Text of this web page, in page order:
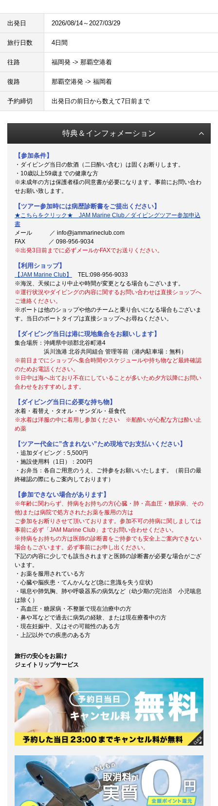
出発日 2026/08/14～2027/03/29
旅行日数 4日間
往路 福岡発 -> 那覇空港着
復路 那覇空港発 -> 福岡着
予約締切 出発日の前日から数えて7日前まで
特典＆インフォメーション
【参加条件】
・ダイビング当日の飲酒（二日酔い含む）は固くお断りします。
・10歳以上59歳までの健康な方
※未成年の方は保護者様の同意書が必要になります。事前にお問い合わ
せお願い致します。
【ツアー参加時には病歴診断書をご提出ください】
★こちらをクリック★ JAM Marine Club／ダイビングツアー参加申込
書
メール ／ info@jammarineclub.com
FAX ／ 098-956-9034
※出発3日前までに必ずメールかFAXでお送りください。
【利用ショップ】
【JAM Marine Club】
TEL:098-956-9033
※海況、天候により中止や時間が変更となる場合もございます。
※運行状況やダイビングの内容に関するお問い合わせは直接ショップへ
ご連絡ください。
※ボートは他のショップや他のチームと乗り合いになる場合もございま
す。当日のボートタイプは直接ショップへお尋ねください。
【ダイビング当日は港に現地集合をお願いします】
集合場所：沖縄県中頭郡北谷町港4
浜川漁港 北谷共同組合 管理等前（港内駐車場：無料）
※前日までにショップへ集合時間やスケジュールや持ち物など最終確認
のためお電話ください。
※日中は海へ出ており不在にしていることが多いため夕方以降にお問い
合わせをおすすめします。
【ダイビング当日に必要な持ち物】
水着・着替え・タオル・サンダル・昼食代
※水着は洋服の中に着用し参加ください ※船酔いが心配な方は酔い止
め薬
【ツアー代金に”含まれない”ため現地でお支払いください】
・追加ダイビング：5,500円
・施設使用料（1日）：200円
・お弁当：各自ご用意のうえ、ご持参をお願いいたします。（前日の最
終確認の際にもご案内しております）
【参加できない場合があります】
※年齢に関わらず、持病をお持ちの方(心臓・肺・高血圧・糖尿病、その
他)または病院で処方されたお薬を服用の方は
ご参加をお断りさせて頂いております。参加不可の持病に関しましては
事前に必ず「JAM Marine Club」までお問い合わせください。
※持病をお持ちの方は医師の診断書をご持参でも安全上ご案内できない
場合もございます。必ず事前にお申し出ください。
下記の内容に少しでも該当されますと医師の診断書が必要な場合がござ
います。
・お薬を服用されている方
・心臓や脳疾患・てんかんなど(急に意識を失う症状)
・喘息や肺気胸、肺や呼吸器系の病気など（幼少期の完治済 小児喘息
は除く）
・高血圧・糖尿病・不整脈で現在治療中の方
・鼻や耳などで過去に病気の経験、または現在療養中の方
・現在妊娠中、又はその可能性のある方
・上記以外での疾患のある方
旅行の安心をお届け
ジェイトリップサービス